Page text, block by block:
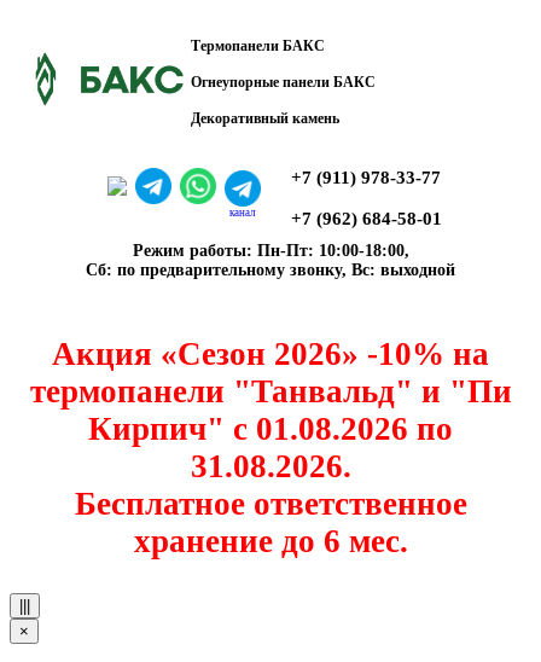
Термопанели БАКС
Огнеупорные панели БАКС
Декоративный камень
канал
+7 (911) 978-33-77
+7 (962) 684-58-01
Режим работы: Пн-Пт: 10:00-18:00,
Сб: по предварительному звонку, Вс: выходной
Акция «Сезон 2026» -10% на
термопанели "Танвальд" и "Пи
Кирпич" с 01.08.2026 по
31.08.2026.
Бесплатное ответственное
хранение до 6 мес.
×